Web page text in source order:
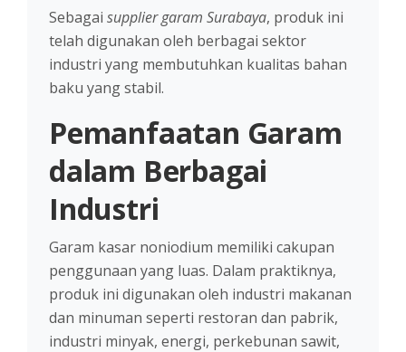
Sebagai supplier garam Surabaya, produk ini
telah digunakan oleh berbagai sektor
industri yang membutuhkan kualitas bahan
baku yang stabil.
Pemanfaatan Garam
dalam Berbagai
Industri
Garam kasar noniodium memiliki cakupan
penggunaan yang luas. Dalam praktiknya,
produk ini digunakan oleh industri makanan
dan minuman seperti restoran dan pabrik,
industri minyak, energi, perkebunan sawit,